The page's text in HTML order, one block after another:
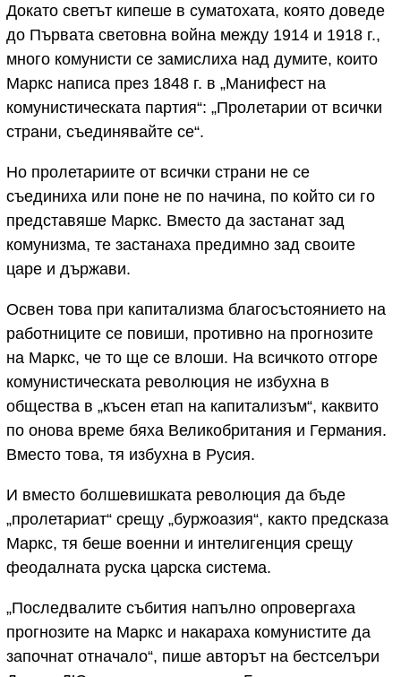
Докато светът кипеше в суматохата, която доведе
до Първата световна война между 1914 и 1918 г.,
много комунисти се замислиха над думите, които
Маркс написа през 1848 г. в „Манифест на
комунистическата партия“: „Пролетарии от всички
страни, съединявайте се“.
Но пролетариите от всички страни не се
съединиха или поне не по начина, по който си го
представяше Маркс. Вместо да застанат зад
комунизма, те застанаха предимно зад своите
царе и държави.
Освен това при капитализма благосъстоянието на
работниците се повиши, противно на прогнозите
на Маркс, че то ще се влоши. На всичкото отгоре
комунистическата революция не избухна в
общества в „късен етап на капитализъм“, каквито
по онова време бяха Великобритания и Германия.
Вместо това, тя избухна в Русия.
И вместо болшевишката революция да бъде
„пролетариат“ срещу „буржоазия“, както предсказа
Маркс, тя беше военни и интелигенция срещу
феодалната руска царска система.
„Последвалите събития напълно опровергаха
прогнозите на Маркс и накараха комунистите да
започнат отначало“, пише авторът на бестселъри